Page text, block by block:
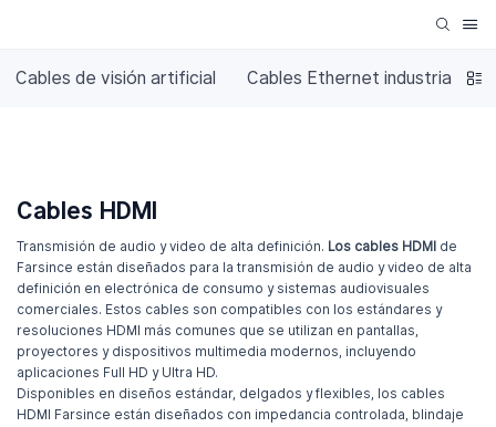
Cables de visión artificial Cables Ethernet industriales
Cables HDMI
Transmisión de audio y video de alta definición. Los cables HDMI de
Farsince están diseñados para la transmisión de audio y video de alta
definición en electrónica de consumo y sistemas audiovisuales
comerciales. Estos cables son compatibles con los estándares y
resoluciones HDMI más comunes que se utilizan en pantallas,
proyectores y dispositivos multimedia modernos, incluyendo
aplicaciones Full HD y Ultra HD.
Disponibles en diseños estándar, delgados y flexibles, los cables
HDMI Farsince están diseñados con impedancia controlada, blindaje